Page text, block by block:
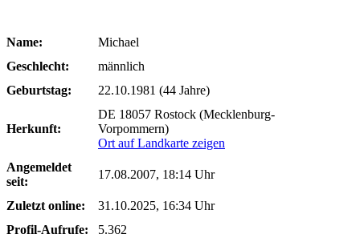
Name:
Michael
Geschlecht:
männlich
Geburtstag:
22.10.1981 (44 Jahre)
Herkunft:
DE 18057 Rostock (Mecklenburg-
Vorpommern)
Ort auf Landkarte zeigen
Angemeldet
seit:
17.08.2007, 18:14 Uhr
Zuletzt online:
31.10.2025, 16:34 Uhr
Profil-Aufrufe:
5.362